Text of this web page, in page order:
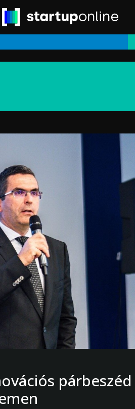
párbeszéd